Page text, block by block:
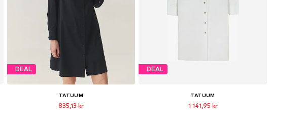
DEAL
TATUUM
835,13 kr
DEAL
TATUUM
1 141,95 kr